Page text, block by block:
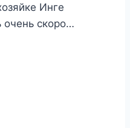
Инге
очень скоро…